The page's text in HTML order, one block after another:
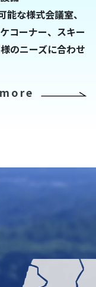
な様式会議室、
コーナー、スキー
のニーズに合わせ